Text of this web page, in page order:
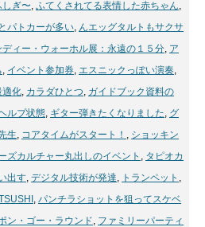
しぎ〜, ふてくされてる表情した赤ちゃん,
パトカーが多い, んエッグタルトもサクサ
ディー・ウォーホル展：永遠の１５分, ア
, イベント参加券, エスニックっぽい演奏,
適化, カラダひとつ, ガイドブック資料の
ルプ状態, ギター弾きたくなりました, グ
生, コアタイムがスタート！ , ショッキン
ズカルチャー丸出しのイベント , タピオカ
出す, デジタル技術が発達, トランペット ,
, パンチラショットを狙ってスケベ
ン・ゴー・ラウンド, ファミリーパーティ